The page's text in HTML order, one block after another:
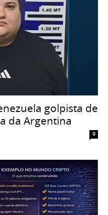
golpista de
da Argentina
0